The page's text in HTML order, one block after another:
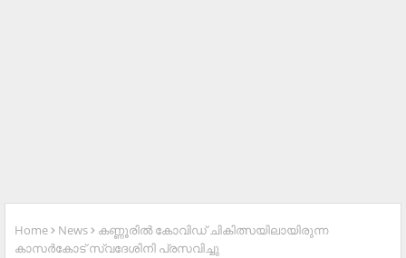
Home News
കണ്ണൂരില്‍ കോവിഡ് ചികിത്സയിലായിരുന്ന
കാസര്‍കോട് സ്വദേശിനി പ്രസവിച്ചു